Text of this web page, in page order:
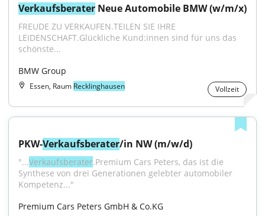
Verkaufsberater Neue Automobile BMW (w/m/x)
FREUDE ZU VERKAUFEN.TEILEN SIE IHRE
LEIDENSCHAFT.Glückliche Kund:innen sind für uns das
schönste...
BMW Group
Essen, Raum Recklinghausen Vollzeit
PKW-Verkaufsberater/in NW (m/w/d)
"...Verkaufsberater.Premium Cars Peters, das ist die
Synthese von drei Generationen gelebter automobiler
Kompetenz..."
Premium Cars Peters GmbH & Co.KG